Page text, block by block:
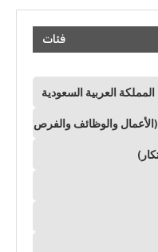
فئات
العربية السعودية
والوظائف والفرص)